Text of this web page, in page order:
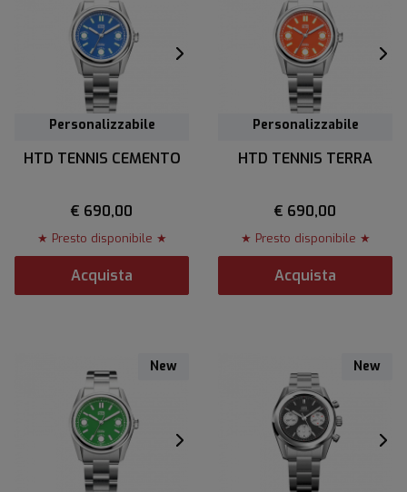
Personalizzabile
HTD TENNIS CEMENTO
€ 690,00
★ Presto disponibile ★
Acquista
Personalizzabile
HTD TENNIS TERRA
€ 690,00
★ Presto disponibile ★
Acquista
New New